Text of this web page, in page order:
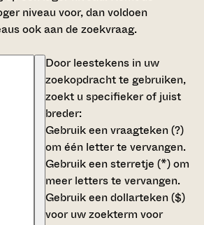
niveau voor, dan voldoen
ook aan de zoekvraag.
Door leestekens in uw
zoekopdracht te gebruiken,
zoekt u specifieker of juist
breder:
Gebruik eenvraagteken (?)
om één letter te vervangen.
Gebruik eensterretje (*)om
meer letters te vervangen.
Gebruik eendollarteken ($)
voor uw zoekterm voor